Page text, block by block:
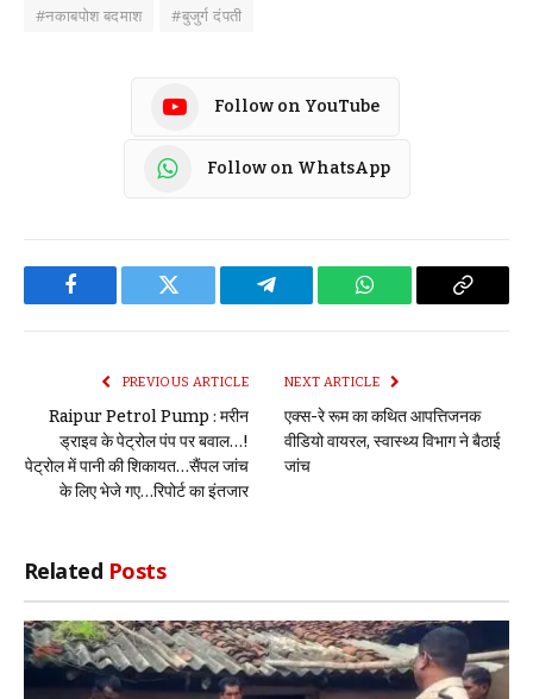
#नकाबपोश बदमाश #बुजुर्ग दंपती
Follow on YouTube
Follow on WhatsApp
Facebook Twitter Telegram WhatsApp Copy
PREVIOUS ARTICLE
Raipur Petrol Pump : मरीन
ड्राइव के पेट्रोल पंप पर बवाल…!
पेट्रोल में पानी की शिकायत…सैंपल जांच
के लिए भेजे गए…रिपोर्ट का इंतजार
NEXT ARTICLE
एक्स-रे रूम का कथित आपत्तिजनक
वीडियो वायरल, स्वास्थ्य विभाग ने बैठाई
जांच
Related Posts